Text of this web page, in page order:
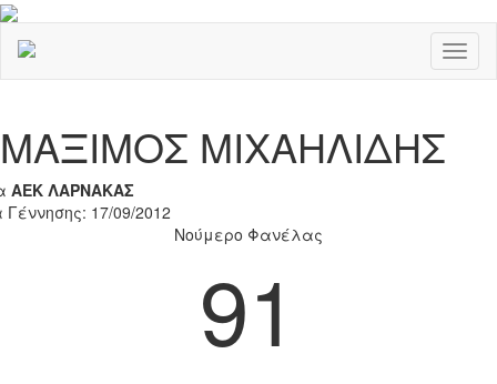
ΜΑΞΙΜΟΣ ΜΙΧΑΗΛΙΔΗΣ
ΑΕΚ ΛΑΡΝΑΚΑΣ
Γέννησης: 17/09/2012
Νούμερο Φανέλας
91